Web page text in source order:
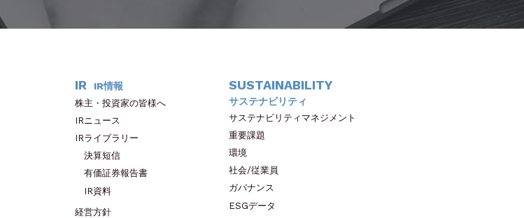
IR IR情報
株主・投資家の皆様へ
IRニュース
IRライブラリー
決算短信
有価証券報告書
IR資料
経営方針
SUSTAINABILITY
サステナビリティ
サステナビリティマネジメント
重要課題
環境
社会/従業員
ガバナンス
ESGデータ